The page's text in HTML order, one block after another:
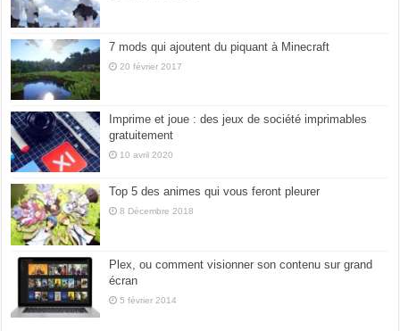
7 mods qui ajoutent du piquant à Minecraft
20 février 2017
Imprime et joue : des jeux de société imprimables
gratuitement
10 avril 2020
Top 5 des animes qui vous feront pleurer
8 Décembre 2018
Plex, ou comment visionner son contenu sur grand
écran
5 février 2014